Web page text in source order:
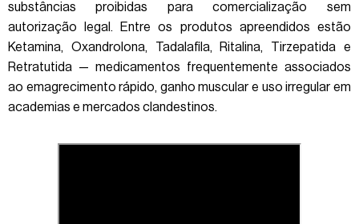
substâncias proibidas para comercialização sem
autorização legal. Entre os produtos apreendidos estão
Ketamina, Oxandrolona, Tadalafila, Ritalina, Tirzepatida e
Retratutida — medicamentos frequentemente associados
ao emagrecimento rápido, ganho muscular e uso irregular em
academias e mercados clandestinos.